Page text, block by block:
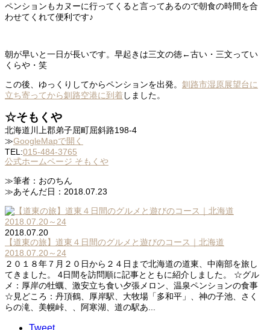
ペンションもカヌーに行ってくると言ってあるので朝食の時間を合
わせてくれて便利です♪
朝が早いと一日が長いです。早起きは三文の徳←古い・三文ってい
くらや・笑
この後、ゆっくりしてからペンションを出発。 釧路市湿原展望台に
立ち寄ってから釧路空港に到着 しました。
☆そもくや
北海道川上郡弟子屈町屈斜路198-4
≫GoogleMapで開く
TEL:015-484-3765
公式ホームページ そもくや
≫筆者：おのちん
≫あそんだ日：2018.07.23
2018.07.20
【道東の旅】道東４日間のグルメと遊びのコース｜北海道
2018.07.20～24
２０１８年７月２０日から２４日まで北海道の道東、中南部を旅し
てきました。 4日間を訪問順に記事とともに紹介しました。 ☆グル
メ：厚岸の牡蠣、激安立ち食い夕張メロン、温泉ペンションの食事
☆見どころ：丹頂鶴、厚岸駅、大牧場「多和平」、神の子池、さく
らの滝、美幌峠、、阿寒湖、道の駅あ...
Tweet